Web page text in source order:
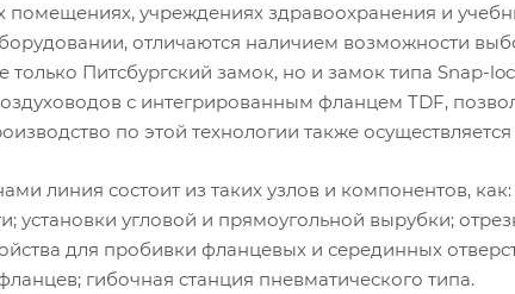
учреждениях здравоохранения и
отличаются наличием возможности
только Питсбургский замок, но и замок типа Snap-
с интегрированным фланцем TDF,
по этой технологии также
линия состоит из таких узлов и компонентов,
установки угловой и прямоугольной вырубки;
для пробивки фланцевых и серединных
гибочная станция пневматического типа.